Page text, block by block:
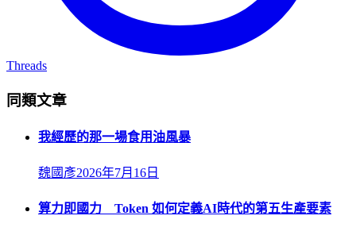
Threads
同類文章
我經歷的那一場食用油風暴
魏國彥2026年7月16日
算力即國力 Token 如何定義AI時代的第五生產要素